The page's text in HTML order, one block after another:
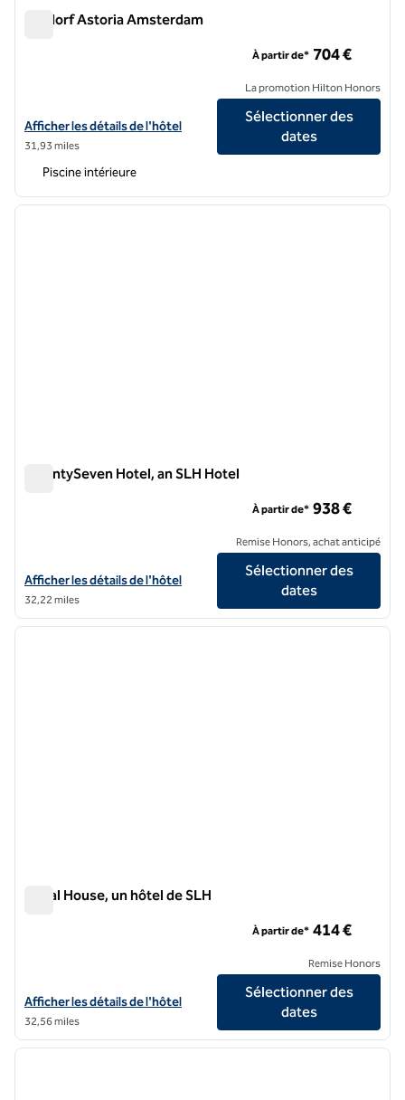
Waldorf Astoria Amsterdam
Afficher les détails de l'hôtel Waldorf Astoria Amsterdam
Afficher les détails de l'hôtel
31,93 miles
À partir de* 704 €
La promotion Hilton Honors
Sélectionner des
dates
Piscine intérieure
1 sur 12
TwentySeven Hotel, an SLH Hotel
Afficher les détails de l'hôtel TwentySeven Hotel, a SLH Hotel
Afficher les détails de l'hôtel
32,22 miles
À partir de* 938 €
Remise Honors, achat anticipé
Sélectionner des
dates
1/9
1 sur 9
Canal House, un hôtel de SLH
Afficher les détails de l'hôtel Canal House, un hôtel SLH
Afficher les détails de l'hôtel
32,56 miles
À partir de* 414 €
Remise Honors
Sélectionner des
dates
1/8
1 sur 8